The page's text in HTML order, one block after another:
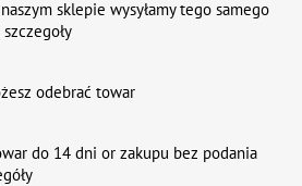
sklepie wysyłamy tego samego
odebrać towar
do 14 dni or zakupu bez podania